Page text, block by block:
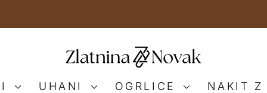
UHANI OGRLICE
NAKIT